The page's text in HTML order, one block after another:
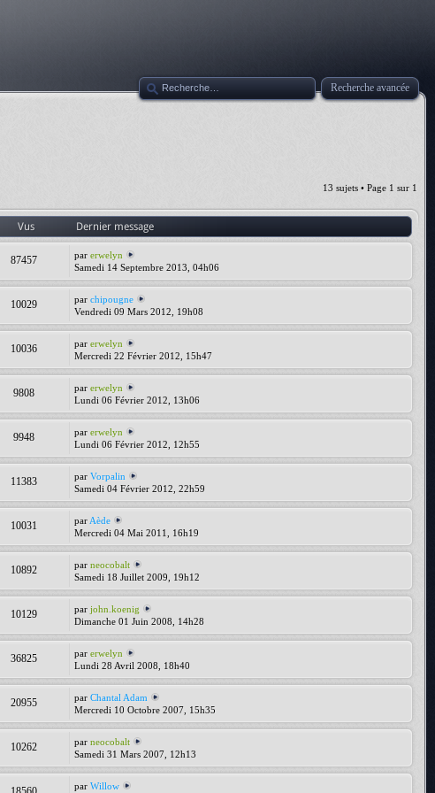
Recherche avancée
13 sujets • Page 1 sur 1
Vus Dernier message
87457 parerwelyn
Samedi 14 Septembre 2013, 04h06
10029 parchipougne
Vendredi 09 Mars 2012, 19h08
10036 parerwelyn
Mercredi 22 Février 2012, 15h47
9808 parerwelyn
Lundi 06 Février 2012, 13h06
9948 parerwelyn
Lundi 06 Février 2012, 12h55
11383 parVorpalin
Samedi 04 Février 2012, 22h59
10031 par Aède
Mercredi 04 Mai 2011, 16h19
10892 parneocobalt
Samedi 18 Juillet 2009, 19h12
10129 parjohn.koenig
Dimanche 01 Juin 2008, 14h28
36825 parerwelyn
Lundi 28 Avril 2008, 18h40
20955 parChantal Adam
Mercredi 10 Octobre 2007, 15h35
10262 parneocobalt
Samedi 31 Mars 2007, 12h13
parWillow